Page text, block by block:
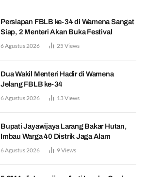
Persiapan FBLB ke-34 di Wamena Sangat
Siap, 2 Menteri Akan Buka Festival
6 Agustus 2026 25 Views
Dua Wakil Menteri Hadir di Wamena
Jelang FBLB ke-34
6 Agustus 2026 13Views
Bupati Jayawijaya Larang Bakar Hutan,
Imbau Warga 40 Distrik Jaga Alam
6 Agustus 2026 9Views